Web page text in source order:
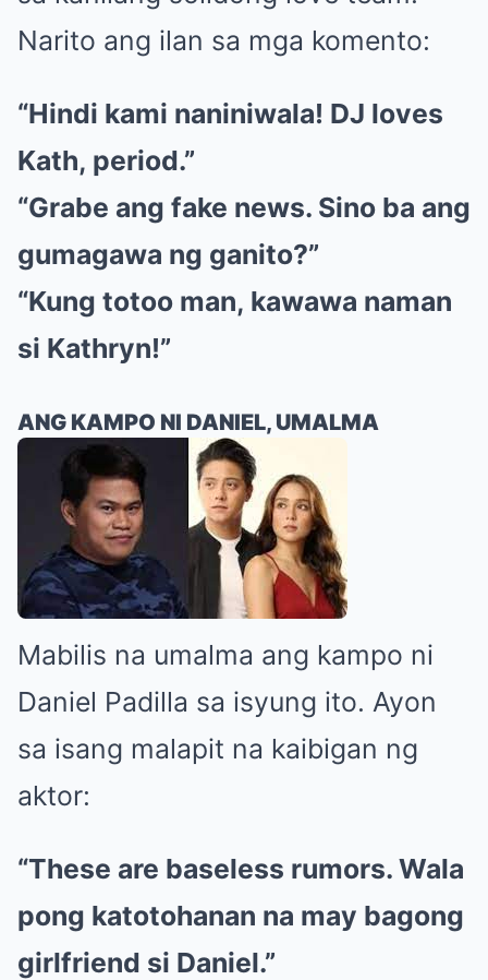
Narito ang ilan sa mga komento:
“Hindi kami naniniwala! DJ loves
Kath, period.”
“Grabe ang fake news. Sino ba ang
gumagawa ng ganito?”
“Kung totoo man, kawawa naman
si Kathryn!”
ANG KAMPO NI DANIEL, UMALMA
Mabilis na umalma ang kampo ni
Daniel Padilla sa isyung ito. Ayon
sa isang malapit na kaibigan ng
aktor:
“These are baseless rumors. Wala
pong katotohanan na may bagong
girlfriend si Daniel.”